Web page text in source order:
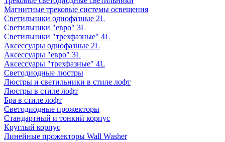
Магнитные трековые системы освещения
Светильники однофазные 2L
Светильники "евро" 3L
Светильники "трехфазные" 4L
Аксессуары однофазные 2L
Аксессуары "евро" 3L
Аксессуары "трехфазные" 4L
Светодиодные люстры
Люстры и светильники в стиле лофт
Люстры в стиле лофт
Бра в стиле лофт
Светодиодные прожекторы
Стандартный и тонкий корпус
Круглый корпус
Линейные прожекторы Wall Washer